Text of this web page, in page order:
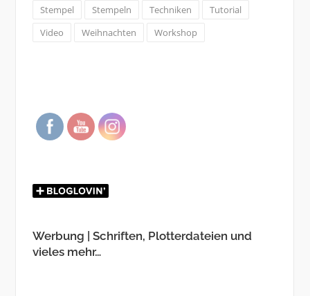
Stempel
Stempeln Techniken
Tutorial
Video
Weihnachten Workshop
Werbung | Schriften, Plotterdateien und
vieles mehr…